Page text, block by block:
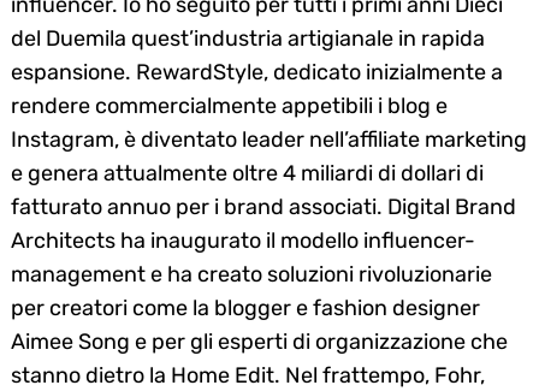
del Duemila quest’industria artigianale in rapida
espansione. RewardStyle, dedicato inizialmente a
rendere commercialmente appetibili i blog e
Instagram, è diventato leader nell’affiliate marketing
e genera attualmente oltre 4 miliardi di dollari di
fatturato annuo per i brand associati. Digital Brand
Architects ha inaugurato il modello influencer-
management e ha creato soluzioni rivoluzionarie
per creatori come la blogger e fashion designer
Aimee Song e per gli esperti di organizzazione che
stanno dietro la Home Edit. Nel frattempo, Fohr,